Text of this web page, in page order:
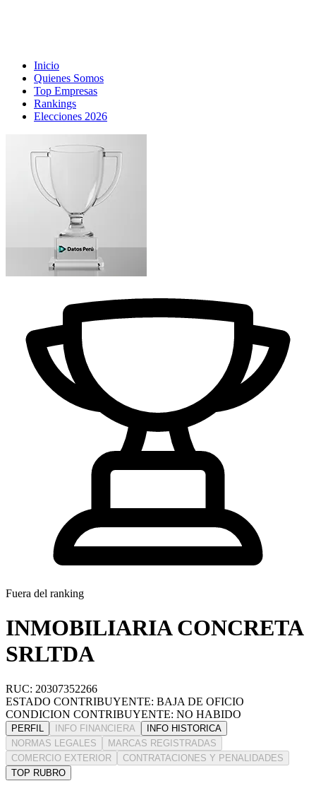
Inicio
Quienes Somos
Top Empresas
Rankings
Elecciones 2026
Fuera del ranking
INMOBILIARIA CONCRETA
SRLTDA
RUC: 20307352266
ESTADO CONTRIBUYENTE: BAJA DE OFICIO
CONDICION CONTRIBUYENTE: NO HABIDO
PERFIL INFO FINANCIERA
INFO HISTORICA
NORMAS LEGALES
MARCAS REGISTRADAS
COMERCIO EXTERIOR
CONTRATACIONES Y PENALIDADES
TOP RUBRO